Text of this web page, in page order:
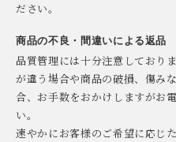
ださい。
商品の不良・間違いによる返品
品質管理には十分注意しており
が違う場合や商品の破損、傷み
合、お手数をおかけしますがお
い。
速やかにお客様のご希望に応じ